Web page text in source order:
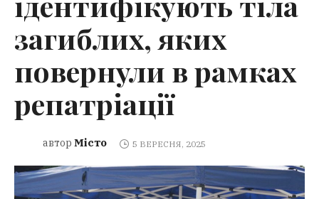
загиблих, яких
повернули в рамках
репатріації
автор Місто 5 ВЕРЕСНЯ, 2025